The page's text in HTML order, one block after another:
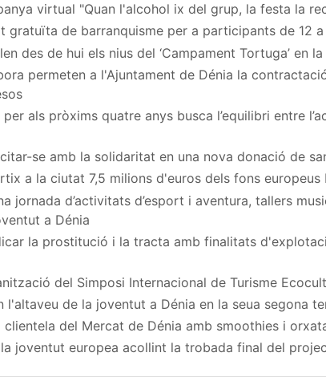
virtual "Quan l'alcohol ix del grup, la festa la
de barranquisme per a participants de 12
des de hui els nius del ‘Campament Tortuga’ en
permeten a l'Ajuntament de Dénia la
als pròxims quatre anys busca l’equilibri entre
se amb la solidaritat en una nova donació de
a la ciutat 7,5 milions d'euros dels fons europeus
jornada d’activitats d’esport i aventura, tallers
a Dénia
la prostitució i la tracta amb finalitats
del Simposi Internacional de Turisme
l'altaveu de la joventut a Dénia en la seua segona
clientela del Mercat de Dénia amb smoothies i
joventut europea acollint la trobada final del